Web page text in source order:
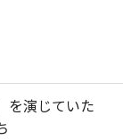
を演じていた